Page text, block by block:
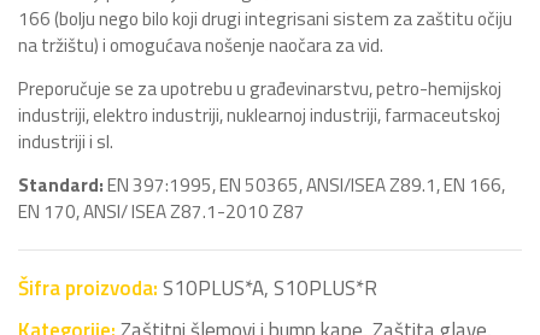
166 (bolju nego bilo koji drugi integrisani sistem za zaštitu očiju
na tržištu) i omogućava nošenje naočara za vid.
Preporučuje se za upotrebu u građevinarstvu, petro-hemijskoj
industriji, elektro industriji, nuklearnoj industriji, farmaceutskoj
industriji i sl.
Standard:EN 397:1995, EN 50365, ANSI/ISEA Z89.1, EN 166,
EN 170, ANSI/ ISEA Z87.1-2010 Z87
Šifra proizvoda:S10PLUS*A, S10PLUS*R